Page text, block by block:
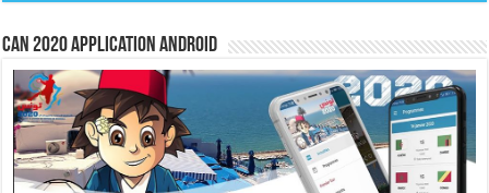
CAN 2020 Application Android